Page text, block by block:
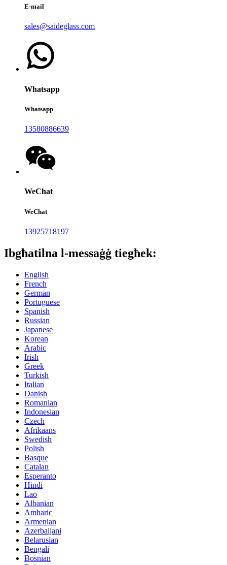
E-mail
sales@saideglass.com
Whatsapp
Whatsapp
13580886639
WeChat
WeChat
13925718197
Ibgħatilna l-messaġġ tiegħek:
English
French
German
Portuguese
Spanish
Russian
Japanese
Korean
Arabic
Irish
Greek
Turkish
Italian
Danish
Romanian
Indonesian
Czech
Afrikaans
Swedish
Polish
Basque
Catalan
Esperanto
Hindi
Lao
Albanian
Amharic
Armenian
Azerbaijani
Belarusian
Bengali
Bosnian